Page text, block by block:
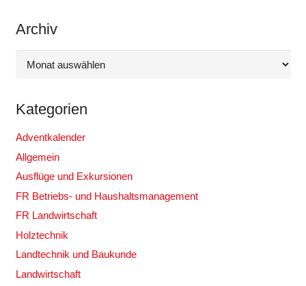
Archiv
Kategorien
Adventkalender
Allgemein
Ausflüge und Exkursionen
FR Betriebs- und Haushaltsmanagement
FR Landwirtschaft
Holztechnik
Landtechnik und Baukunde
Landwirtschaft